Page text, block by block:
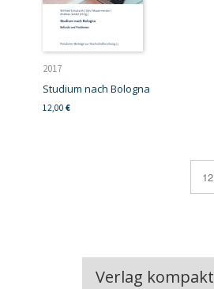
2017
Studium nach Bologna
12,00 €
Verlag kompakt